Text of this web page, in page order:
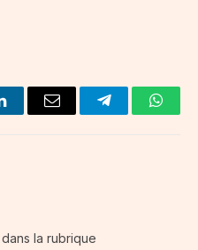
Email Telegram
la rubrique